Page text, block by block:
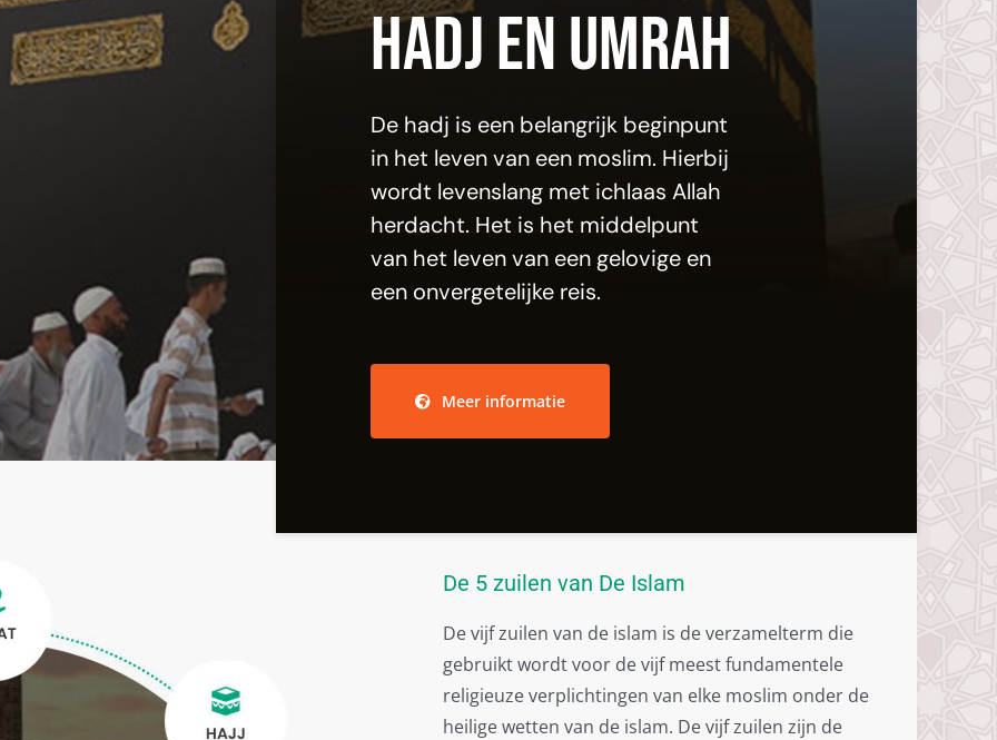
Hadj en Umrah
De hadj is een belangrijk beginpunt
in het leven van een moslim. Hierbij
wordt levenslang met ichlaas Allah
herdacht. Het is het middelpunt
van het leven van een gelovige en
een onvergetelijke reis.
Meer informatie
De 5 zuilen van De Islam
De vijf zuilen van de islam is de verzamelterm die
gebruikt wordt voor de vijf meest fundamentele
religieuze verplichtingen van elke moslim onder de
heilige wetten van de islam. De vijf zuilen zijn de